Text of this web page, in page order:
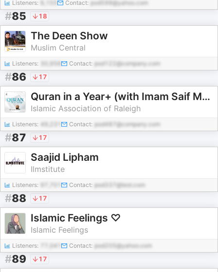
Listeners: Contact: pod599@yahoo.com
#85 18
The Deen Show
Muslim Central
Listeners: Contact: pod122@company.com
#86 17
Quran in a Year+ (with Imam Saif Morad)
Islamic Association of Raleigh
Listeners: 49,231 Contact: pod487@company.com
#87 17
Saajid Lipham
Ilmstitute
Listeners: Contact: pod337@test.com
#88 17
Islamic Feelings ♡
Islamic Feelings
Listeners: 77,041 Contact: pod205@yahoo.com
#89 17